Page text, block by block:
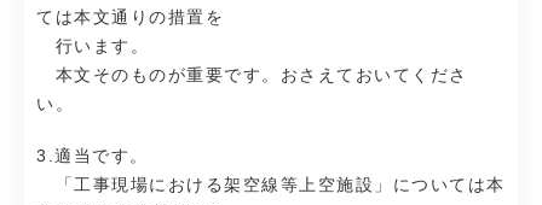
ては本文通りの措置を
行います。
本文そのものが重要です。おさえておいてくださ
い。
3.適当です。
「工事現場における架空線等上空施設」については本